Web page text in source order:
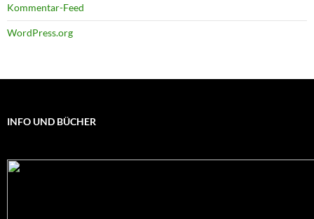
Kommentar-Feed
WordPress.org
INFO UND BÜCHER